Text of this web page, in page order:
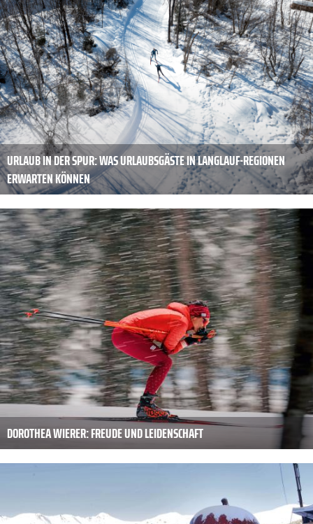
URLAUB IN DER SPUR: WAS URLAUBSGÄSTE IN LANGLAUF-REGIONEN
ERWARTEN KÖNNEN
DOROTHEA WIERER: FREUDE UND LEIDENSCHAFT